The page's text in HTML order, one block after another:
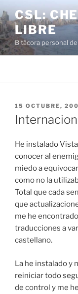
al
contenido
CSL:
LIBRE
Bitácora personal
PUBLICADO
EL
15 OCTUBRE,
He instalado
conocer al
miedo a
como no la
Total que cada
que
me he
traducciones a
castellano.
La he instalado y
reiniciar todo
de control y me